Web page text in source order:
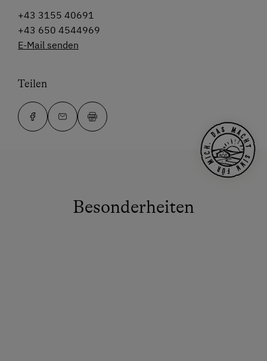
+43 3155 40691
+43 650 4544969
E-Mail senden
Teilen
Besonderheiten